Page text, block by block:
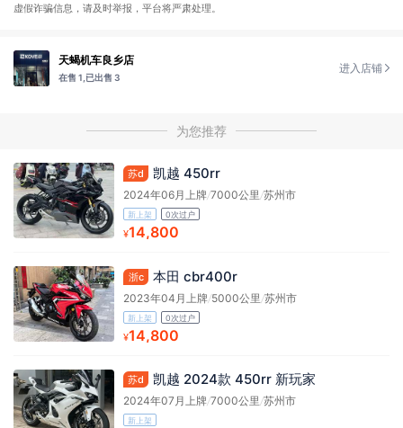
虚假诈骗信息，请及时举报，平台将严肃处理。
天蝎机车良乡店
在售 1, 已出售 3
进入店铺
为您推荐
苏d 凯越 450rr
2024年06月上牌/7000公里 /苏州市
新上架 0次过户
¥14,800
浙c 本田 cbr400r
2023年04月上牌/5000公里 /苏州市
新上架 0次过户
¥14,800
苏d 凯越 2024款 450rr 新玩家
2024年07月上牌/7000公里/苏州市
新上架